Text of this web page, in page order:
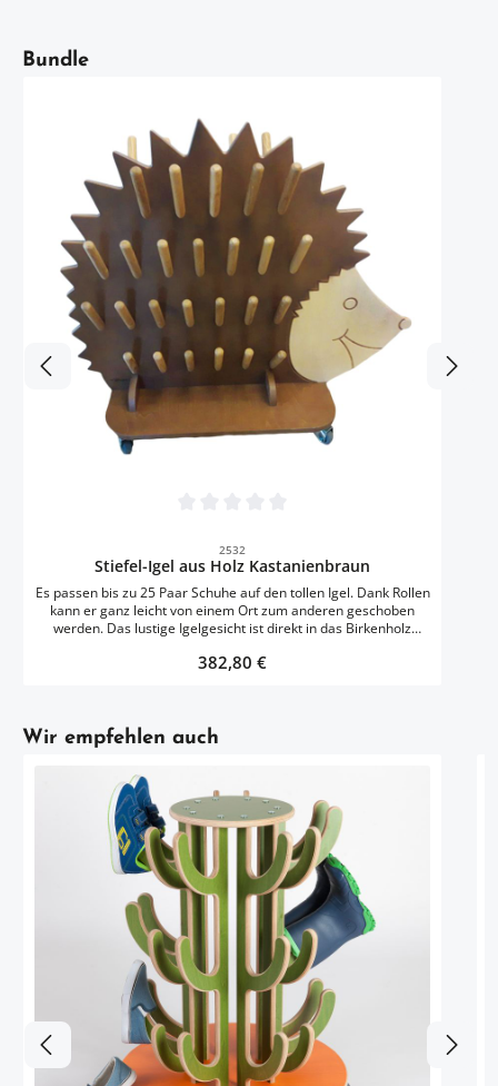
Artikelgalerie überspringen
Bundle
2532
Stiefel-Igel aus Holz Kastanienbraun
Es passen bis zu 25 Paar Schuhe auf den tollen Igel. Dank Rollen
kann er ganz leicht von einem Ort zum anderen geschoben
werden. Das lustige Igelgesicht ist direkt in das Birkenholz
Mehrschichtlack (speziell für Spielwaren).Hergestellt in
Regulärer Preis:
382,80 €
Artikelgalerie überspringen
Wir empfehlen auch